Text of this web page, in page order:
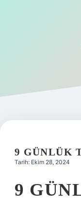
Gizlilik Politikası
Yasal Uyarı
9 GÜNLÜK
Tarih: Ekim 28, 2024
9